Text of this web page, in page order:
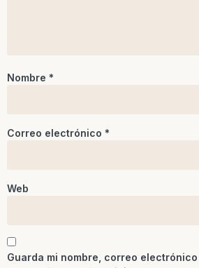
Nombre *
Correo electrónico *
Web
Guarda mi nombre, correo